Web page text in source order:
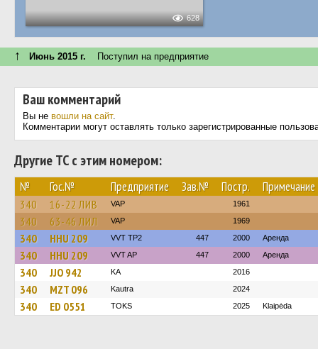
628
↑ Июнь 2015 г. Поступил на предприятие
Ваш комментарий
Вы не вошли на сайт.
Комментарии могут оставлять только зарегистрированные
Другие ТС с этим номером:
№ Гос.№ Предприятие Зав.№ Постр. Примечание
340 16-22 ЛИВ VAP 1961
340 63-46 ЛИЛ VAP 1969
340 HHU 209 VVT TP2 447 2000 Аренда
340 HHU 209 VVT AP 447 2000 Аренда
340 JJO 942 KA 2016
340 MZT 096 Kautra 2024
340 ED 0551 TOKS 2025 Klaipėda